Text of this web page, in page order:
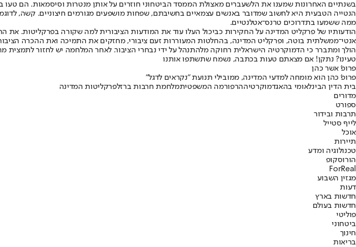
הנטייה הטבעית היא לחשוב שמדובר באנשים עצמאיים בחשיבתם, שפחות מושפעים מגורמים חיצוניים. קשה,
ממה ששמעו בתדרוכים טרנס־אטלנטיים.
הודעותיו של פרקליט המדינה על החקירות כביכול העלו עוד את המודעות הציבורית למה שקורה בפרקליטות. את
אנטי־ממשלתית בוטה, ופרקליט המדינה, בהחלטות המעוררות זעם ציבורי, מחזקים את התמיכה ואת ההכרה
הולך ומתברר כי הדמוקרטיה הישראלית רחוקה מלהתנהל על ידי נבחרי הציבור. לאחר המלחמה יש לחזור לתמצית
טעינו? נתקן! אם מצאתם טעות בכתבה, נשמח שתשתפו אותנו
פרופ' אשר כהן
פרופ' כהן הוא מומחה למדעי המדינה, ממובילי תנועת "נקראים לדגל"
בית הדין הבינלאומי בהאגדמוקרטיההרפורמה המשפטיתמלחמת חרבות ברזלפרקליטות המדינה
מדורים
ספורט
תרבות ובידור
לייף סטייל
אוכל
תיירות
טכנולוגיה ומדע
הורוסקופ
ForReal
מגזין השבוע
דעות
חדשות בארץ
חדשות בעולם
פוליטי
ביטחוני
חינוך
בריאות